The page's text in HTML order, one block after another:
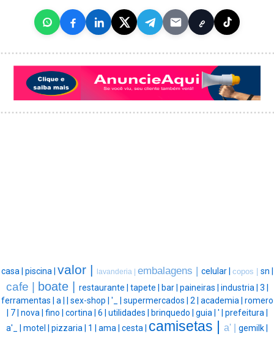
casa | piscina | valor | lavanderia | embalagens | celular | copos | sn |
cafe | boate | restaurante | tapete | bar | paineiras | industria | 3 |
ferramentas | a | sex-shop | '_ | supermercados | 2 | academia | romero
7 | nova | fino | cortina | 6 | utilidades | brinquedo | guia | ' | prefeitura |
a'_ | motel | pizzaria | 1 | ama | cesta | camisetas | a' | gemilk |